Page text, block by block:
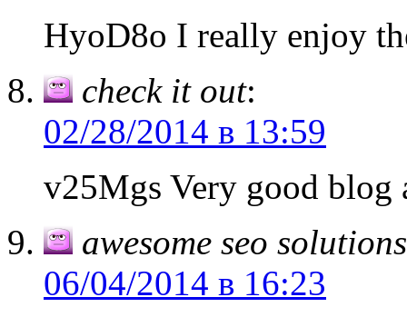
HyoD8o I really enjoy
check it out:
02/28/2014 в 13:59
v25Mgs Very good
awesome seo solutions
06/04/2014 в 16:23